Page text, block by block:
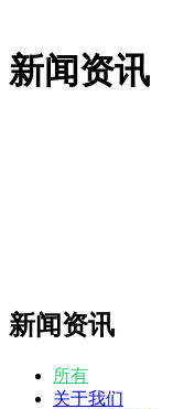
新闻资讯
新闻资讯
所有
关于我们